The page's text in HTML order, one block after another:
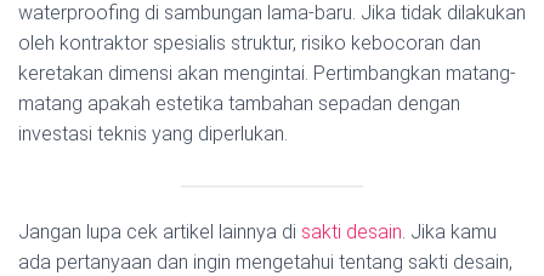
waterproofing di sambungan lama-baru. Jika tidak dilakukan
oleh kontraktor spesialis struktur, risiko kebocoran dan
keretakan dimensi akan mengintai. Pertimbangkan matang-
matang apakah estetika tambahan sepadan dengan
investasi teknis yang diperlukan.
Jangan lupa cek artikel lainnya di sakti desain. Jika kamu
ada pertanyaan dan ingin mengetahui tentang sakti desain,